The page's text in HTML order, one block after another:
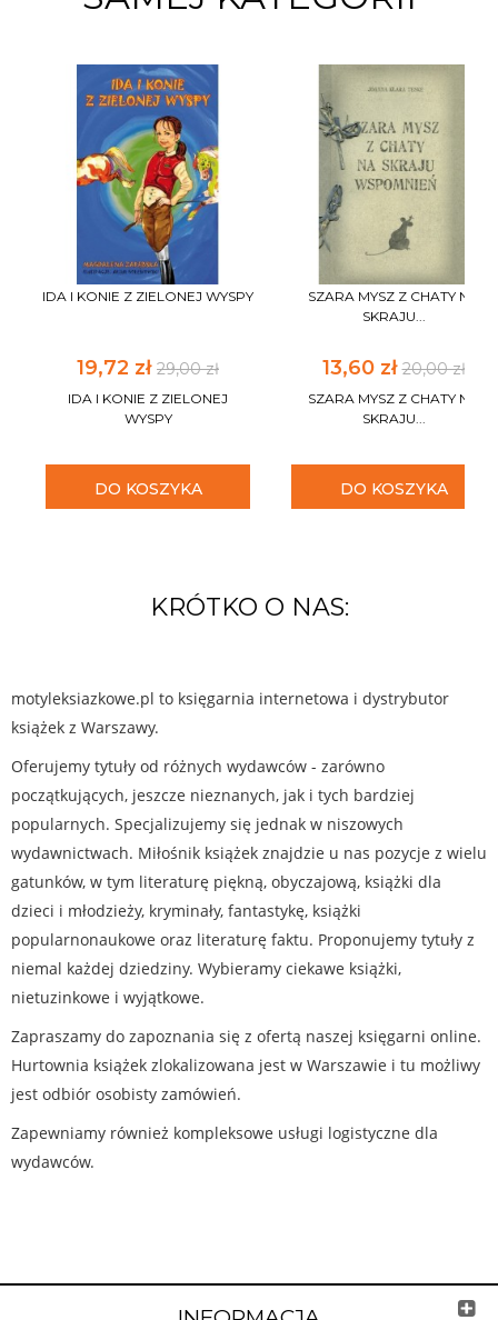
IDA I KONIE Z ZIELONEJ WYSPY
19,72 zł 29,00 zł
IDA I KONIE Z ZIELONEJ
WYSPY
DO KOSZYKA
SZARA MYSZ Z CHATY NA
SKRAJU...
13,60 zł20,00 zł
SZARA MYSZ Z CHATY NA
SKRAJU...
DO KOSZYKA
KRÓTKO O NAS:
motyleksiazkowe.pl to księgarnia internetowa i dystrybutor
książek z Warszawy.
Oferujemy tytuły od różnych wydawców - zarówno
początkujących, jeszcze nieznanych, jak i tych bardziej
popularnych. Specjalizujemy się jednak w niszowych
wydawnictwach. Miłośnik książek znajdzie u nas pozycje z wielu
gatunków, w tym literaturę piękną, obyczajową, książki dla
dzieci i młodzieży, kryminały, fantastykę, książki
popularnonaukowe oraz literaturę faktu. Proponujemy tytuły z
niemal każdej dziedziny. Wybieramy ciekawe książki,
nietuzinkowe i wyjątkowe.
Zapraszamy do zapoznania się z ofertą naszej księgarni online.
Hurtownia książek zlokalizowana jest w Warszawie i tu możliwy
jest odbiór osobisty zamówień.
Zapewniamy również kompleksowe usługi logistyczne dla
wydawców.